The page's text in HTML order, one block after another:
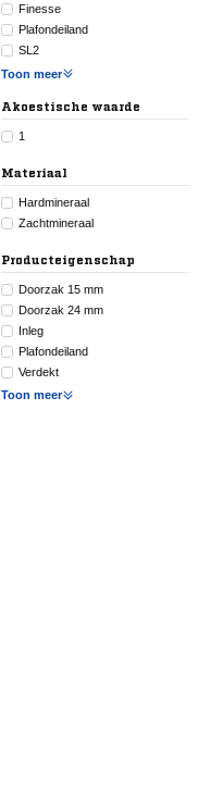
Finesse
Plafondeiland
SL2
Toon meer
Akoestische waarde
1
Materiaal
Hardmineraal
Zachtmineraal
Producteigenschap
Doorzak 15 mm
Doorzak 24 mm
Inleg
Plafondeiland
Verdekt
Toon meer